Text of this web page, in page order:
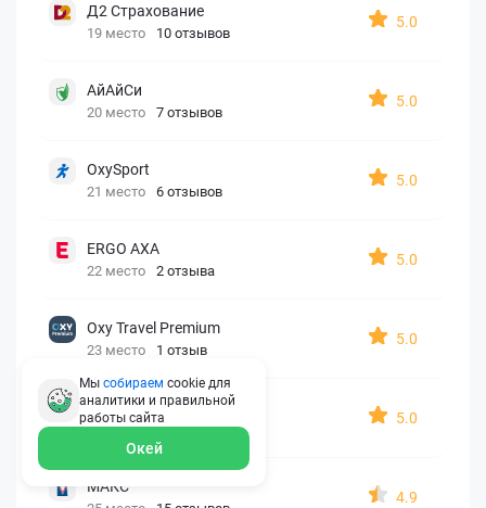
Д2 Страхование
19 место 10 отзывов
5.0
АйАйСи
20 место 7 отзывов
5.0
OxySport
21 место 6 отзывов
5.0
ERGO AXA
22 место 2 отзыва
5.0
Oxy Travel Premium
23 место 1 отзыв
5.0
УралСиб
24 место 1 отзыв
5.0
МАКС
4.9
Мы собираем cookie для
аналитики и правильной
работы сайта
Окей